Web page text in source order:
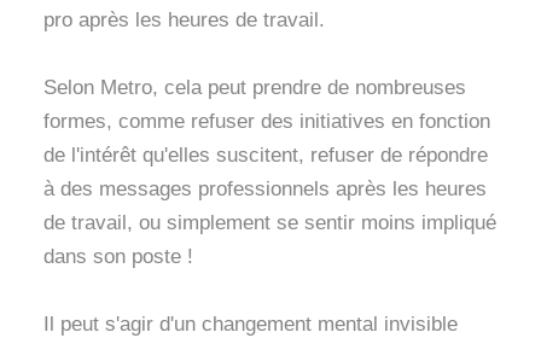
pro après les heures de travail.
Selon Metro, cela peut prendre de nombreuses
formes, comme refuser des initiatives en fonction
de l'intérêt qu'elles suscitent, refuser de répondre
à des messages professionnels après les heures
de travail, ou simplement se sentir moins impliqué
dans son poste !
Il peut s'agir d'un changement mental invisible